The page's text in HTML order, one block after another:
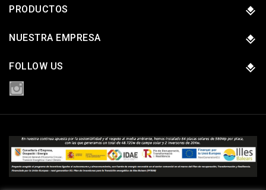
PRODUCTOS
NUESTRA EMPRESA
FOLLOW US